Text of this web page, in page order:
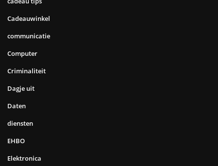
Cadeauwinkel
communicatie
Computer
Criminaliteit
Dagje uit
Daten
diensten
EHBO
Elektronica